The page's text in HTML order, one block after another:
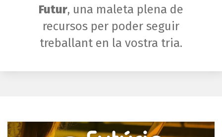
Futur, una maleta plena de
recursos per poder seguir
treballant en la vostra tria.
Reproductor